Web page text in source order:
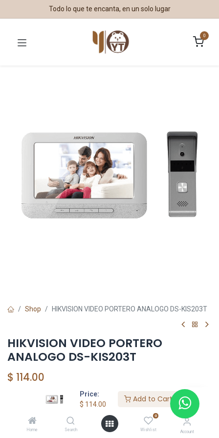
Price:
$ 114.00
Add to Cart
Home Search
0
Wishlist Account
Todo lo que te encanta, en un solo lugar
0
Shop HIKVISION VIDEO PORTERO ANALOGO DS-KIS203T
HIKVISION VIDEO PORTERO
ANALOGO DS-KIS203T
$ 114.00
Add to Cart
Agregar a la lista de deseos